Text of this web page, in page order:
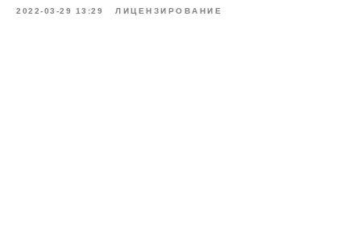
2022-03-29 13:29 ЛИЦЕНЗИРОВАНИЕ